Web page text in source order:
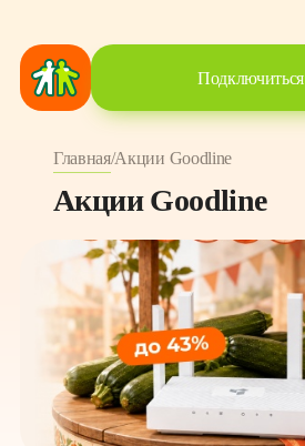
Подключиться
Главная/Акции Goodline
Акции Goodline